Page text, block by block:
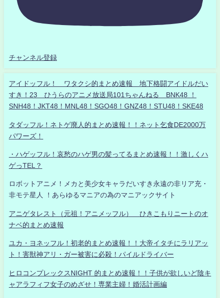
チャンネル登録
アイドッフル！ ワタクシ的まとめ速報 地下格闘アイドルだい
すき！23 ひうらのアニメ放送局101ちゃんねる BNK48 ！
SNH48！JKT48！MNL48！SGO48！GNZ48！STU48！SKE48
タダッフル！ネトゲ廃人的まとめ速報！！ネット乞食DE2000万
パワーズ！
・ハゲッフル！哀愁のハゲ男の髪ってるまとめ速報！！激しくハ
ゲっTEL？
ロボットアニメ！メカと美少女キャラだいすき永遠の非リア充・
非モテ星人 ！あらゆるマニアの為のマニアックサイト
アニゲタレスト（元祖！アニメッフル） ひきこもりニートのオ
ナベ的まとめ速報
ユカ・ヨネッフル！初老的まとめ速報！！大帝イタチにラリアッ
ト！害獣神アリ・ガー被害に必殺！パイルドライバー
ヒロコンプレックスNIGHT 的まとめ速報！！子供が欲しいど陰キ
ャアラフィフ女子のめざせ！専業主婦！婚活計画編